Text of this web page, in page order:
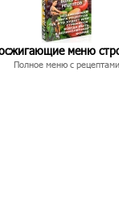
меню
Полное меню с рецептами